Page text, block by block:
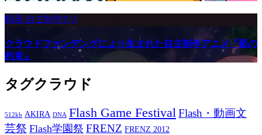
動画 自主制作ｱﾆﾒ
クラウドファンデングにより生まれた自主制作アニメ『藍の
約束』
タグクラウド
512kb AKIRA DNA Flash Game FestivalFlash・動画文
芸祭 Flash学園祭 FRENZ FRENZ 2012